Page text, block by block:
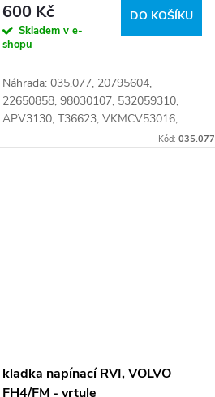
600 Kč
Skladem v e-
shopu
DO KOŠÍKU
Náhrada: 035.077, 20795604,
22650858, 98030107, 532059310,
APV3130, T36623, VKMCV53016,
2072UN, 7422650858 Číslo karty:
Kód: 035.077
kladka napínací RVI, VOLVO
FH4/FM - vrtule